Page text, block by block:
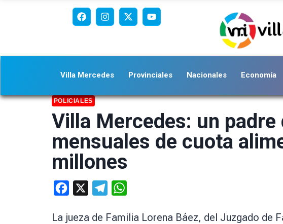
Villa Mercedes Provinciales Nacionales Economía
POLICIALES
Villa Mercedes: un
mensuales de cuota
millones
Facebook Telegram
La jueza de Familia Lorena Báez, del Juzgado de